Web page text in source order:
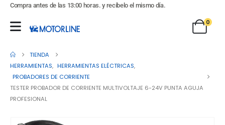
Compra antes de las 13:00 horas. y recíbelo el mismo día.
0
TIENDA
HERRAMIENTAS, HERRAMIENTAS ELÉCTRICAS,
PROBADORES DE CORRIENTE
TESTER PROBADOR DE CORRIENTE MULTIVOLTAJE 6-24V PUNTA AGUJA
PROFESIONAL